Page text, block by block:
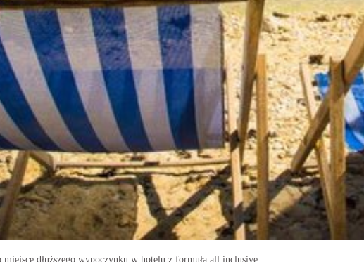
dłuższego wypoczynku w hotelu z formułą all inclusive